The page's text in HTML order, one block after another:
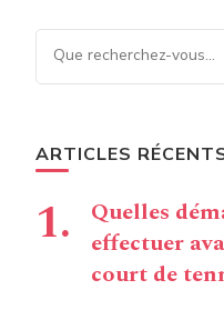
Vous recherchiez
chose ?
ARTICLES
Quelles
effectuer
court de